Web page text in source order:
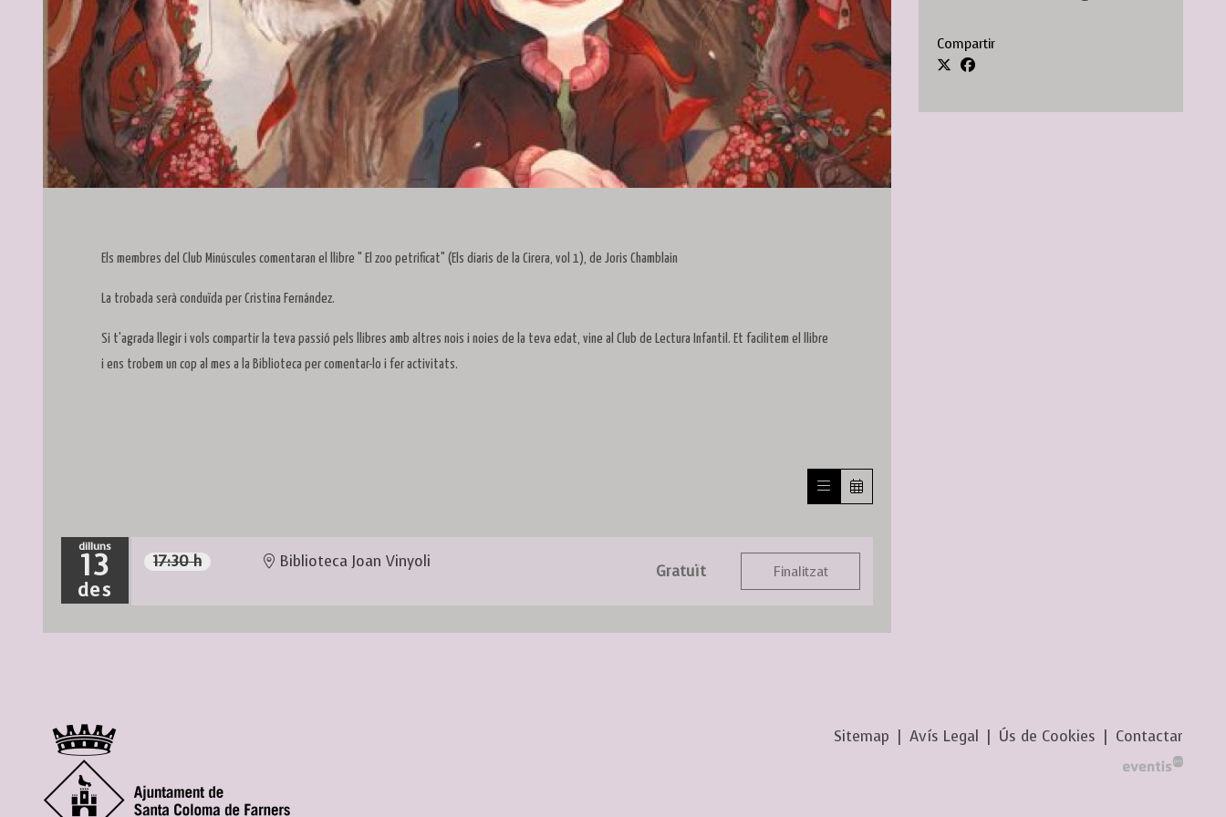
Compartir
Els membres del Club Minúscules comentaran el llibre " El zoo petrificat" (Els diaris de la Cirera, vol 1), de Joris Chamblain
La trobada serà conduïda per Cristina Fernández.
Si t'agrada llegir i vols compartir la teva passió pels llibres amb altres nois i noies de la teva edat, vine al Club de Lectura Infantil. Et facilitem el llibre
i ens trobem un cop al mes a la Biblioteca per comentar-lo i fer activitats.
dilluns
13
des
17:30 h Biblioteca Joan Vinyoli
Gratuït Finalitzat
Sitemap Avís Legal Ús de Cookies Contactar